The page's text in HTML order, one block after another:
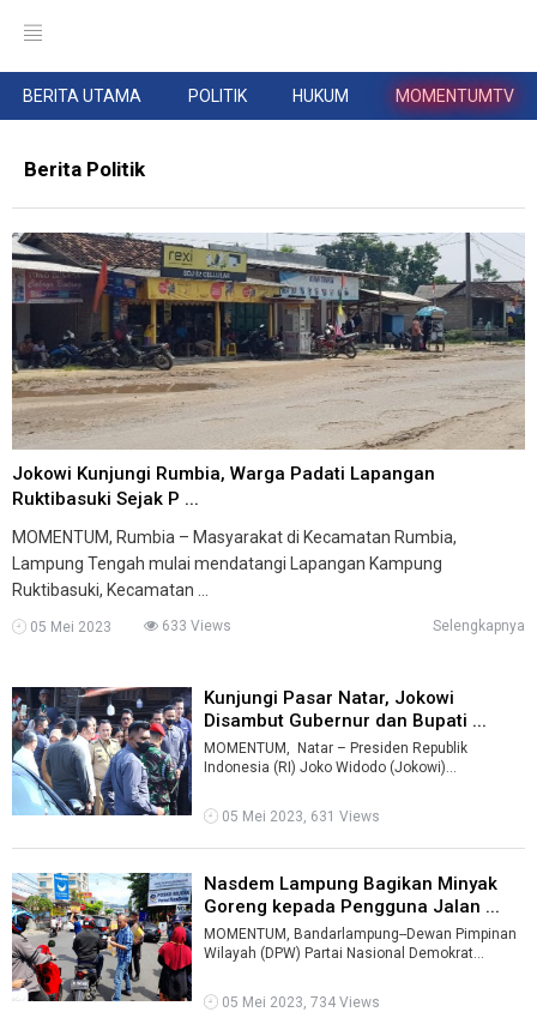
BERITA UTAMA POLITIK HUKUM MOMENTUMTV
Berita Politik
Jokowi Kunjungi Rumbia, Warga Padati Lapangan
Ruktibasuki Sejak P ...
MOMENTUM, Rumbia – Masyarakat di Kecamatan Rumbia,
Lampung Tengah mulai mendatangi Lapangan Kampung
Ruktibasuki, Kecamatan ...
05 Mei 2023 633 Views Selengkapnya
Kunjungi Pasar Natar, Jokowi
Disambut Gubernur dan Bupati ...
MOMENTUM, Natar – Presiden Republik
Indonesia (RI) Joko Widodo (Jokowi)
Se ...
05 Mei 2023, 631 Views
Nasdem Lampung Bagikan Minyak
Goreng kepada Pengguna Jalan ...
MOMENTUM, Bandarlampung--Dewan Pimpinan
Wilayah (DPW) Partai Nasional Demokrat
sejum ...
05 Mei 2023, 734 Views